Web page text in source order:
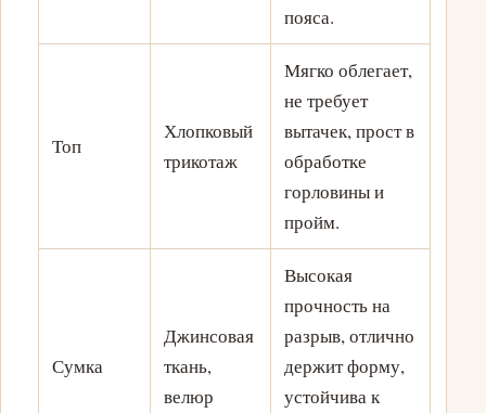
пояса.
Топ
Хлопковый
трикотаж
Мягко облегает,
не требует
вытачек, прост в
обработке
горловины и
пройм.
Сумка
Джинсовая
ткань,
велюр
Высокая
прочность на
разрыв, отлично
держит форму,
устойчива к